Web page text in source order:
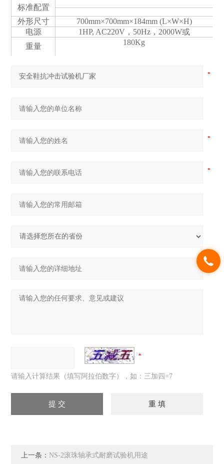
标准配置
外形尺寸
700mm×700mm×184mm (L×W×H)
电源
1HP, AC220V，50Hz，2000W或
重量
180Kg
请输入计算结果（填写阿拉伯数字），如：三加四=7
上一条： NS-2滚珠轴承式耐磨试验机用途